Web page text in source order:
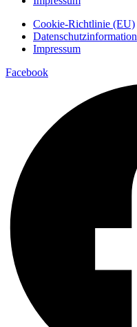
Cookie-Richtlinie (EU)
Datenschutzinformation
Impressum
Facebook